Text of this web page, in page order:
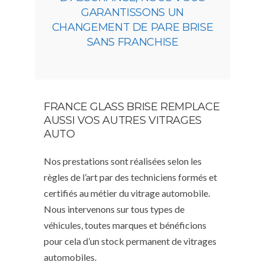
GARANTISSONS UN
CHANGEMENT DE PARE BRISE
SANS FRANCHISE
FRANCE GLASS BRISE REMPLACE
AUSSI VOS AUTRES VITRAGES
AUTO
Nos prestations sont réalisées selon les
règles de l’art par des techniciens formés et
certifiés au métier du vitrage automobile.
Nous intervenons sur tous types de
véhicules, toutes marques et bénéficions
pour cela d’un stock permanent de vitrages
automobiles.